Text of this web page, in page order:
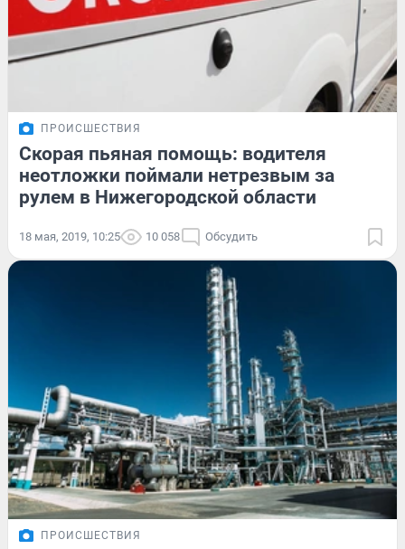
ПРОИСШЕСТВИЯ
Скорая пьяная помощь: водителя
неотложки поймали нетрезвым за
рулем в Нижегородской области
18 мая, 2019, 10:25 10 058 Обсудить
ПРОИСШЕСТВИЯ